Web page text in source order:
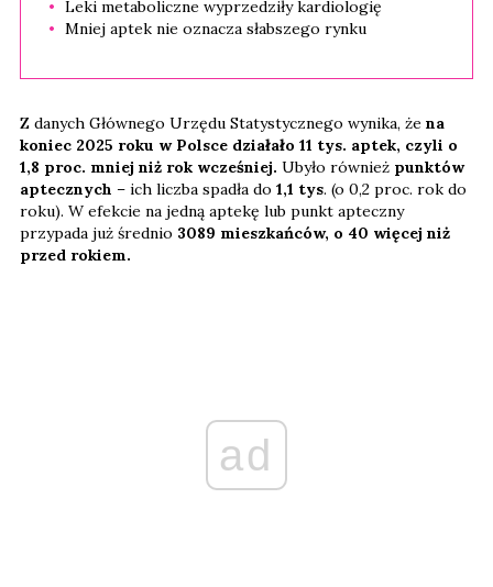
Leki metaboliczne wyprzedziły kardiologię
Mniej aptek nie oznacza słabszego rynku
Z danych Głównego Urzędu Statystycznego wynika, że na
koniec 2025 roku w Polsce działało 11 tys. aptek, czyli o
1,8 proc. mniej niż rok wcześniej. Ubyło również punktów
aptecznych – ich liczba spadła do 1,1 tys. (o 0,2 proc. rok do
roku). W efekcie na jedną aptekę lub punkt apteczny
przypada już średnio 3089 mieszkańców, o 40 więcej niż
przed rokiem.
ad